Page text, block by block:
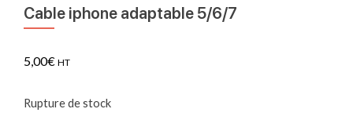
Cable iphone adaptable 5/6/7
5,00€ HT
Rupture de stock